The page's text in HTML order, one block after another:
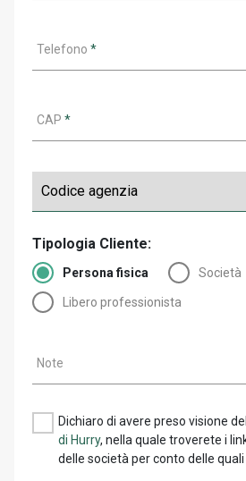
Telefono *
CAP *
Tipologia Cliente:
Persona fisica Società
Libero professionista
Note
Dichiaro di avere preso visione
di Hurry, nella quale troverete i
delle società per conto delle